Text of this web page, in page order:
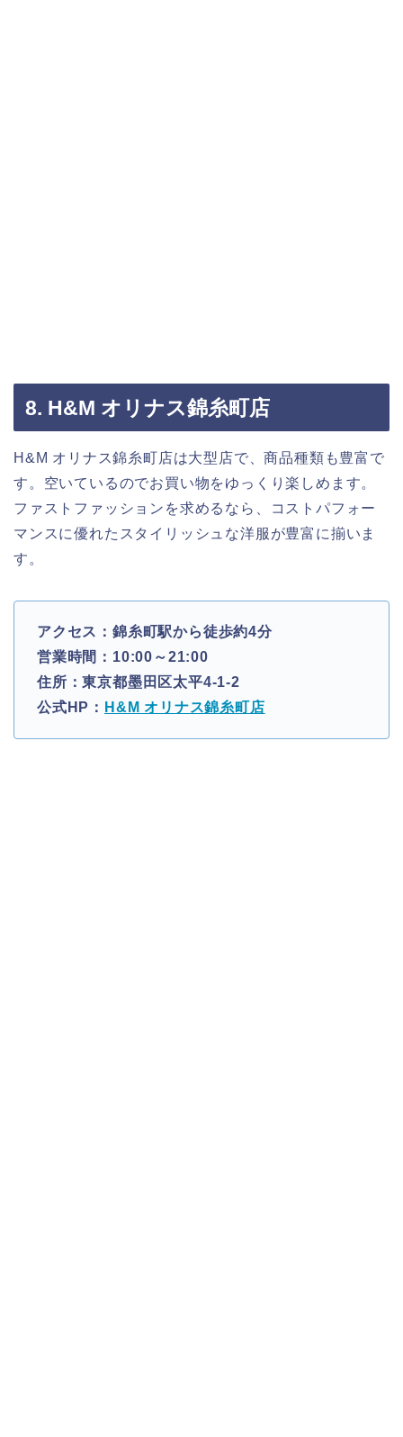
8. H&M オリナス錦糸町店
H&M オリナス錦糸町店は大型店で、商品種類も豊富で
す。空いているのでお買い物をゆっくり楽しめます。
ファストファッションを求めるなら、コストパフォー
マンスに優れたスタイリッシュな洋服が豊富に揃いま
す。
アクセス：錦糸町駅から徒歩約4分
営業時間：10:00～21:00
住所：東京都墨田区太平4-1-2
公式HP： H&M オリナス錦糸町店